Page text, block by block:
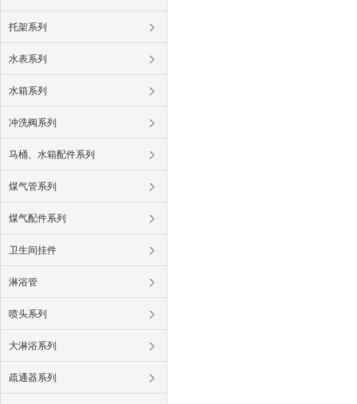
托架系列
水表系列
水箱系列
冲洗阀系列
马桶、水箱配件系列
煤气管系列
煤气配件系列
卫生间挂件
淋浴管
喷头系列
大淋浴系列
疏通器系列